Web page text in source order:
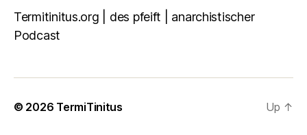
Termitinitus.org | des pfeift | anarchistischer
Podcast
© 2026 TermiTinitus Up ↑